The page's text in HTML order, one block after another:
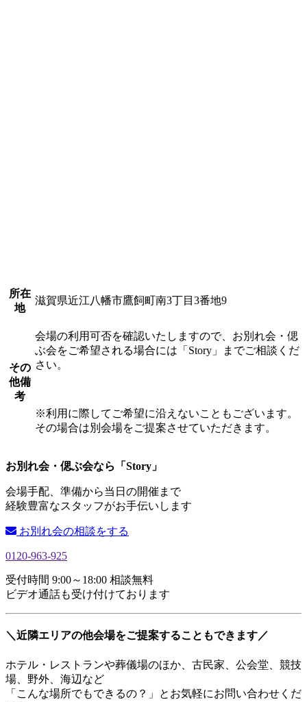
所在
地
滋賀県近江八幡市鷹飼町南3丁目3番地9
その
他備
考
会場の利用可否を確認いたしますので、お別れ会・偲
ぶ会をご希望される場合には「Story」までご相談くだ
さい。
※利用に際してご希望に沿えないこともございます。
その場合は別会場をご提案させていただきます。
お別れ会・偲ぶ会なら「Story」
会場手配、準備から当日の開催まで
経験豊富なスタッフがお手伝いします
お別れ会の相談をする
0120-963-925
受付時間 9:00～18:00 相談無料
ビデオ通話も受け付けております
＼近隣エリアの他会場をご提案することもできます／
ホテル・レストランや葬儀場のほか、古民家、公会堂、競技
場、野外、海辺など
「こんな場所でもできるの？」とお気軽にお問い合わせくだ